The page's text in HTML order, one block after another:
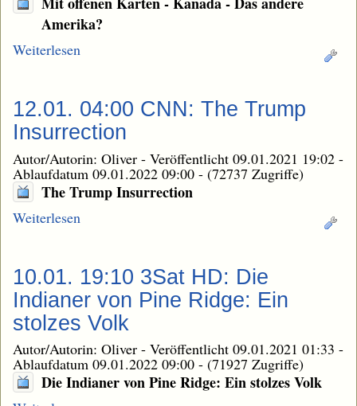
Amerika?
Weiterlesen
12.01. 04:00 CNN: The Trump
Insurrection
Autor/Autorin: Oliver - Veröffentlicht 09.01.2021 19:02 -
Ablaufdatum 09.01.2022 09:00 - (72737 Zugriffe)
The Trump Insurrection
Weiterlesen
10.01. 19:10 3Sat HD: Die
Indianer von Pine Ridge: Ein
stolzes Volk
Autor/Autorin: Oliver - Veröffentlicht 09.01.2021 01:33 -
Ablaufdatum 09.01.2022 09:00 - (71927 Zugriffe)
Die Indianer von Pine Ridge: Ein stolzes Volk